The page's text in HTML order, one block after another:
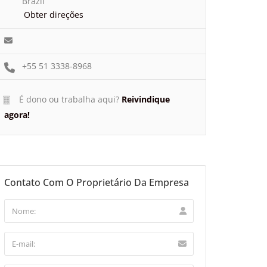
Obter direções
+55 51 3338-8968
É dono ou trabalha aqui? Reivindique
agora!
Contato Com O Proprietário Da Empresa